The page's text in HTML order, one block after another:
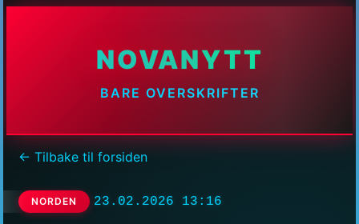
NOVANYTT
BARE OVERSKRIFTER
← Tilbake til forsiden
NORDEN 23.02.2026 13:16